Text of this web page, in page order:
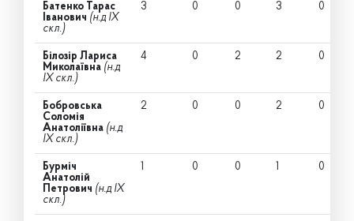
Батенко Тарас
Іванович (н.д IX
скл.)
3 0 0 3 0
Білозір Лариса
Миколаївна (н.д
IX скл.)
4 0 2 2 0
Бобровська
Соломія
Анатоліївна (н.д
IX скл.)
2 0 0 2 0
Бурміч
Анатолій
Петрович (н.д IX
скл.)
1 0 0 1 0